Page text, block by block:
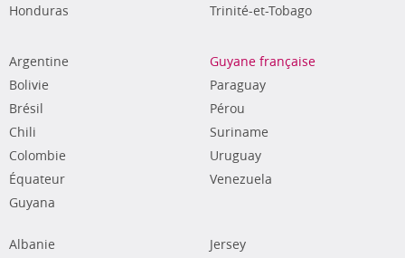
Honduras
Trinité-et-Tobago
Argentine
Bolivie
Brésil
Chili
Colombie
Équateur
Guyana
Guyane française
Paraguay
Pérou
Suriname
Uruguay
Venezuela
Albanie
Jersey